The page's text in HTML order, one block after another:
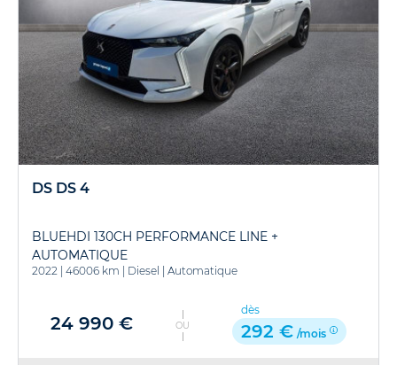
DS DS 4
BLUEHDI 130CH PERFORMANCE LINE +
AUTOMATIQUE
2022 | 46006 km | Diesel | Automatique
24 990 € OU
dès
292 € /mois